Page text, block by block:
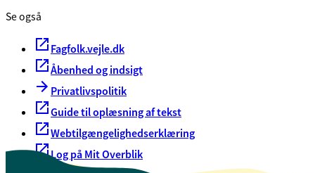
Se også
Fagfolk.vejle.dk
Åbenhed og indsigt
Privatlivspolitik
Guide til oplæsning af tekst
Webtilgængelighedserklæring
Log på Mit Overblik